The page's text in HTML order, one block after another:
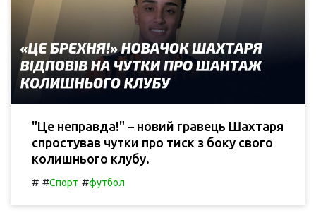
"Це неправда!" – новий гравець Шахтаря
спростував чутки про тиск з боку свого
колишнього клубу.
# #Спорт #футбол